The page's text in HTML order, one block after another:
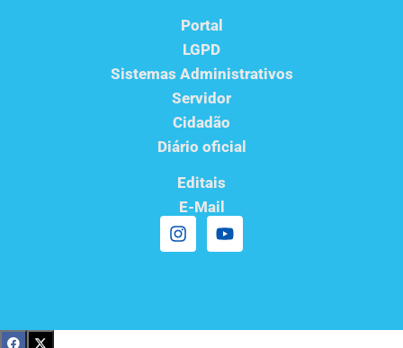
Portal
LGPD
Sistemas Administrativos
Servidor
Cidadão
Diário oficial
Editais
E-Mail